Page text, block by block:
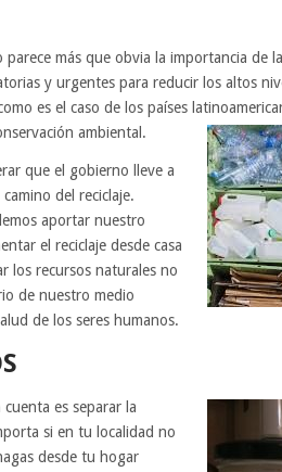
más que obvia la importancia de
y urgentes para reducir los altos
es el caso de los países
ambiental.
que el gobierno lleve a
del reciclaje.
aportar nuestro
el reciclaje desde casa
los recursos naturales no
de nuestro medio
de los seres humanos.
es separar la
si en tu localidad no
desde tu hogar